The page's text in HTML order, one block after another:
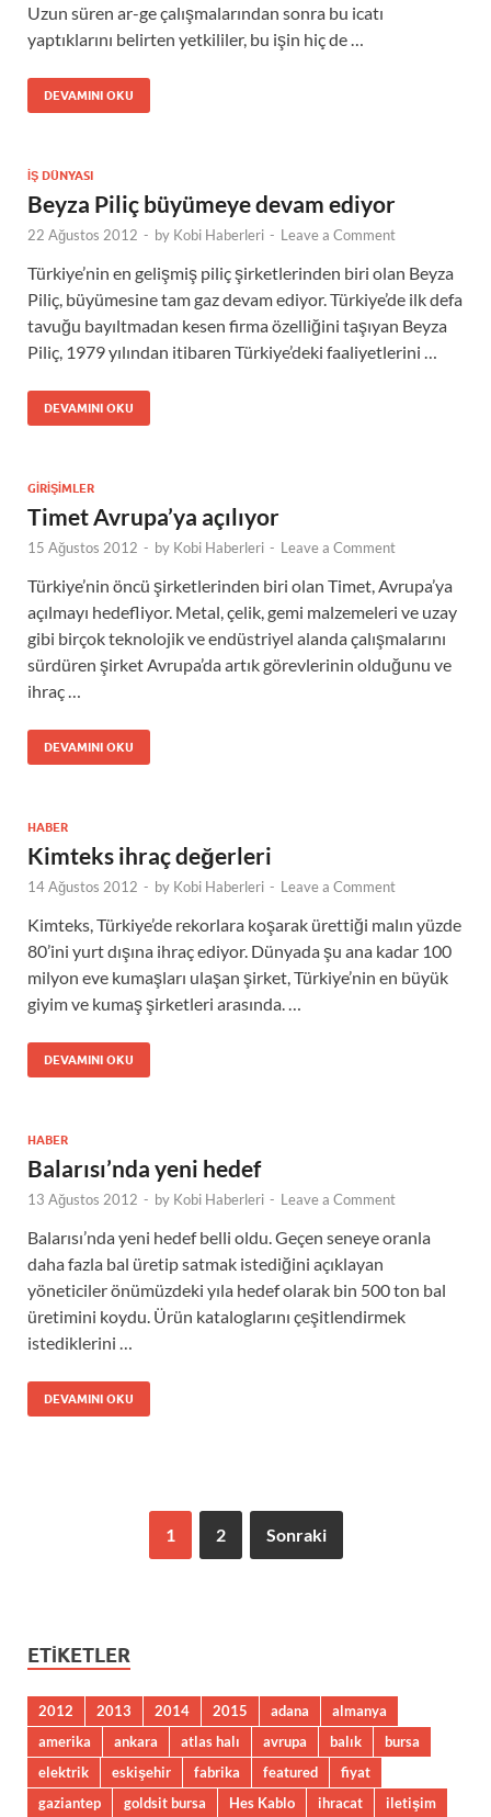
Uzun süren ar-ge çalışmalarından sonra bu icatı
yaptıklarını belirten yetkililer, bu işin hiç de …
DEVAMINI OKU
İŞ DÜNYASI
Beyza Piliç büyümeye devam ediyor
22 Ağustos 2012 - by Kobi Haberleri - Leave a Comment
Türkiye’nin en gelişmiş piliç şirketlerinden biri olan Beyza
Piliç, büyümesine tam gaz devam ediyor. Türkiye’de ilk defa
tavuğu bayıltmadan kesen firma özelliğini taşıyan Beyza
Piliç, 1979 yılından itibaren Türkiye’deki faaliyetlerini …
DEVAMINI OKU
GIRIŞIMLER
Timet Avrupa’ya açılıyor
15 Ağustos 2012 - by Kobi Haberleri - Leave a Comment
Türkiye’nin öncü şirketlerinden biri olan Timet, Avrupa’ya
açılmayı hedefliyor. Metal, çelik, gemi malzemeleri ve uzay
gibi birçok teknolojik ve endüstriyel alanda çalışmalarını
sürdüren şirket Avrupa’da artık görevlerinin olduğunu ve
ihraç …
DEVAMINI OKU
HABER
Kimteks ihraç değerleri
14 Ağustos 2012 - by Kobi Haberleri - Leave a Comment
Kimteks, Türkiye’de rekorlara koşarak ürettiği malın yüzde
80’ini yurt dışına ihraç ediyor. Dünyada şu ana kadar 100
milyon eve kumaşları ulaşan şirket, Türkiye’nin en büyük
giyim ve kumaş şirketleri arasında. …
DEVAMINI OKU
HABER
Balarısı’nda yeni hedef
13 Ağustos 2012 - by Kobi Haberleri - Leave a Comment
Balarısı’nda yeni hedef belli oldu. Geçen seneye oranla
daha fazla bal üretip satmak istediğini açıklayan
yöneticiler önümüzdeki yıla hedef olarak bin 500 ton bal
üretimini koydu. Ürün kataloglarını çeşitlendirmek
istediklerini …
DEVAMINI OKU
1 2 Sonraki
ETIKETLER
2012 2013 2014 2015 adana
almanya
amerika
ankara atlas halı avrupa balık
bursa
elektrik
eskişehir fabrika featured
fiyat
gaziantep
goldsit bursa Hes Kablo ihracat iletişim